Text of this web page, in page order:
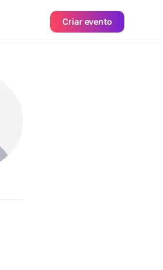
Criar evento